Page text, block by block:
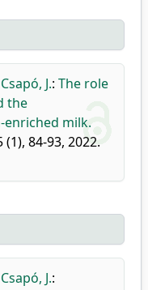
Csapó, J.: The role
the
milk.
(1), 84-93, 2022.
Csapó, J.: